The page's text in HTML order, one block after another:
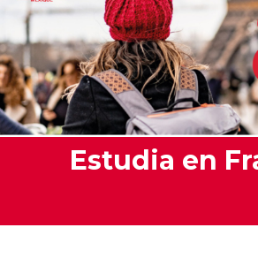
Estudia en